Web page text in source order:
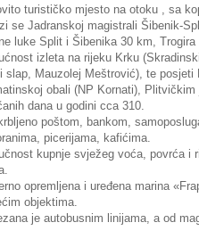
turističko mjesto na otoku , sa
se Jadranskoj magistrali Šibenik-
luke Split i Šibenika 30 km,
izleta na rijeku Krku
slap, Mauzolej Meštrović), te posjeti
obali (NP Kornati), Plitvičkim
dana u godini cca 310.
poštom, bankom,
picerijama, kafićima.
kupnje svježeg voća, povrća i
opremljena i uređena marina
objektima.
je autobusnim linijama, a od